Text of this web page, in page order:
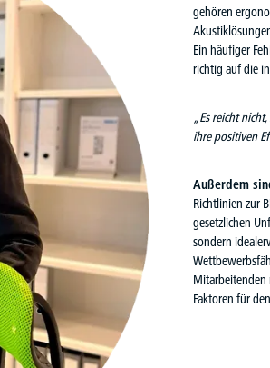
gehören
Ein häufiger
richtig auf die
„Es reicht
ihre positiven
Außerdem
Richtlinien zur
gesetzlichen
sondern
Faktoren für